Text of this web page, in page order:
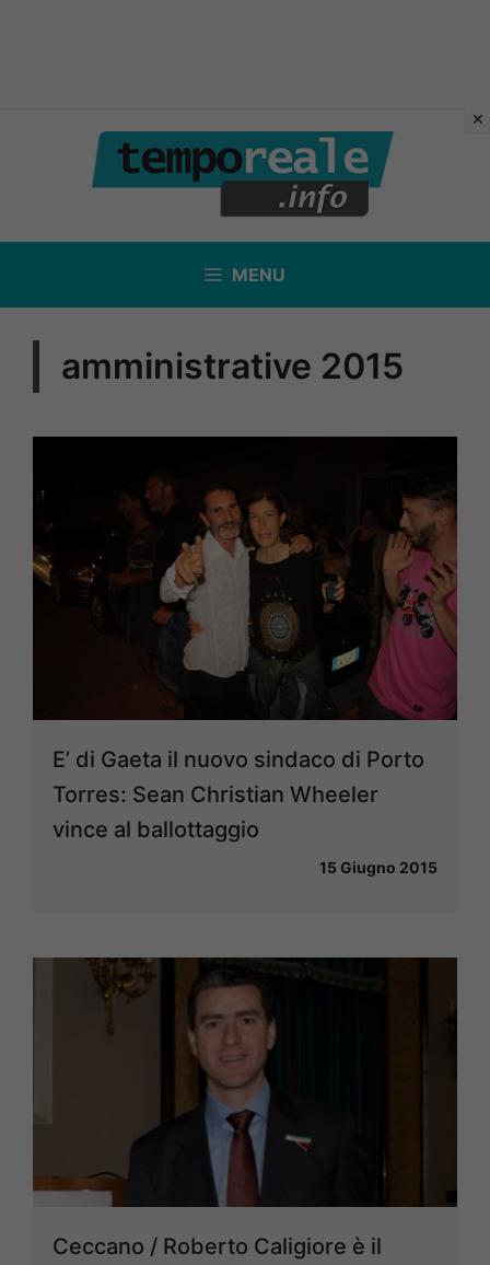
contenuto
MENU
amministrative 2015
E’ di Gaeta il nuovo sindaco di Porto
Torres: Sean Christian Wheeler
vince al ballottaggio
15 Giugno 2015
Ceccano / Roberto Caligiore è il